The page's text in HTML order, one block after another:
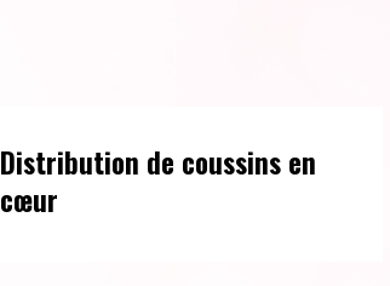
Distribution de coussins en
cœur